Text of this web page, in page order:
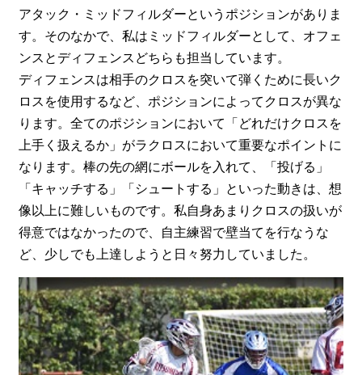
アタック・ミッドフィルダーというポジションがありま
す。そのなかで、私はミッドフィルダーとして、オフェ
ンスとディフェンスどちらも担当しています。
ディフェンスは相手のクロスを突いて弾くために長いク
ロスを使用するなど、ポジションによってクロスが異な
ります。全てのポジションにおいて「どれだけクロスを
上手く扱えるか」がラクロスにおいて重要なポイントに
なります。棒の先の網にボールを入れて、「投げる」
「キャッチする」「シュートする」といった動きは、想
像以上に難しいものです。私自身あまりクロスの扱いが
得意ではなかったので、自主練習で壁当てを行なうな
ど、少しでも上達しようと日々努力していました。